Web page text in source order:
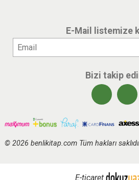
E-Mail listemize
Bizi takip
© 2026 benlikitap.com Tüm hakları
E-ticaret